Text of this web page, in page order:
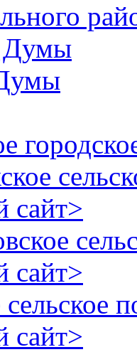
Думы
сайт>
сайт>
сайт>